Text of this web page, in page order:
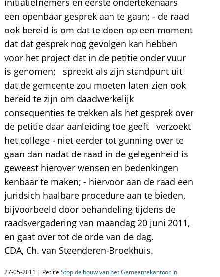
initiatiefnemers en eerste ondertekenaars
een openbaar gesprek aan te gaan; - de raad
ook bereid is om dat te doen op een moment
dat dat gesprek nog gevolgen kan hebben
voor het project dat in de petitie onder vuur
is genomen; spreekt als zijn standpunt uit
dat de gemeente zou moeten laten zien ook
bereid te zijn om daadwerkelijk
consequenties te trekken als het gesprek over
de petitie daar aanleiding toe geeft verzoekt
het college - niet eerder tot gunning over te
gaan dan nadat de raad in de gelegenheid is
geweest hierover wensen en bedenkingen
kenbaar te maken; - hiervoor aan de raad een
juridsich haalbare procedure aan te bieden,
bijvoorbeeld door behandeling tijdens de
raadsvergadering van maandag 20 juni 2011,
en gaat over tot de orde van de dag.
CDA, Ch. van Steenderen-Broekhuis.
27-05-2011 | Petitie Stop de bouw van het Gemeentekantoor in